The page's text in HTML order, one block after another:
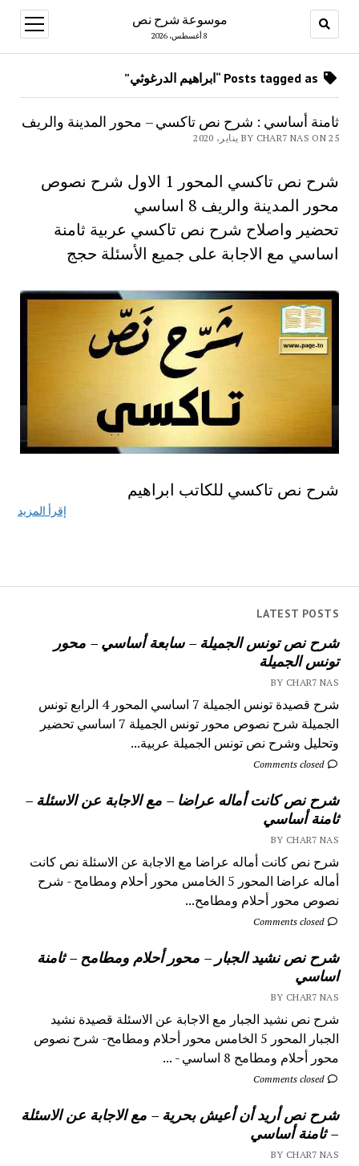
موسوعة شرح نص
8 أغسطس، 2026
open
menu
LATEST POSTS
شرح نص تونس الجميلة – سابعة أساسي – محور
تونس الجميلة
BY CHAR7 NAS
شرح قصيدة تونس الجميلة 7 اساسي المحور 4 الرابع تونس
الجميلة شرح نصوص محور تونس الجميلة 7 اساسي تحضير
وتحليل وشرح نص تونس الجميلة عربية...
Comments closed
شرح نص كانت أماله عراضا – مع الاجابة عن الاسئلة –
ثامنة أساسي
BY CHAR7 NAS
شرح نص كانت أماله عراضا مع الاجابة عن الاسئلة نص كانت
أماله عراضا المحور 5 الخامس محور أحلام ومطامح - شرح
نصوص محور أحلام ومطامح...
Comments closed
شرح نص نشيد الجبار – محور أحلام ومطامح – ثامنة
اساسي
BY CHAR7 NAS
شرح نص نشيد الجبار مع الاجابة عن الاسئلة قصيدة نشيد
الجبار المحور 5 الخامس محور أحلام ومطامح- شرح نصوص
محور أحلام ومطامح 8 اساسي - ...
Comments closed
شرح نص أريد أن أعيش بحرية – مع الاجابة عن الاسئلة
– ثامنة أساسي
BY CHAR7 NAS
ثامنة أساسي : شرح نص تاكسي – محور المدينة والريف
BY CHAR7 NAS ON 25 يناير، 2020
شرح نص تاكسي المحور 1 الاول شرح نصوص
محور المدينة والريف 8 اساسي
تحضير واصلاح شرح نص تاكسي عربية ثامنة
اساسي مع الاجابة على جميع الأسئلة حجج
شرح نص تاكسي للكاتب ابراهيم
إقرأ المزيد